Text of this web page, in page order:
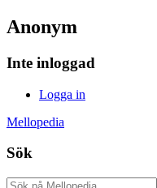
Anonym
Inte inloggad
Logga in
Mellopedia
Sök